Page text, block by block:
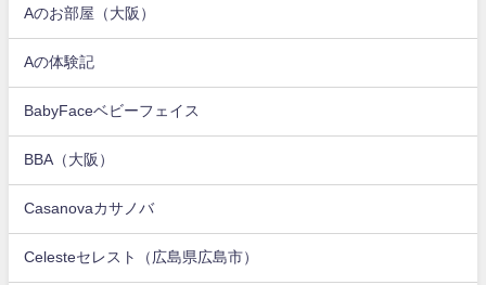
Aのお部屋（大阪）
Aの体験記
BabyFaceベビーフェイス
BBA（大阪）
Casanovaカサノバ
Celesteセレスト（広島県広島市）